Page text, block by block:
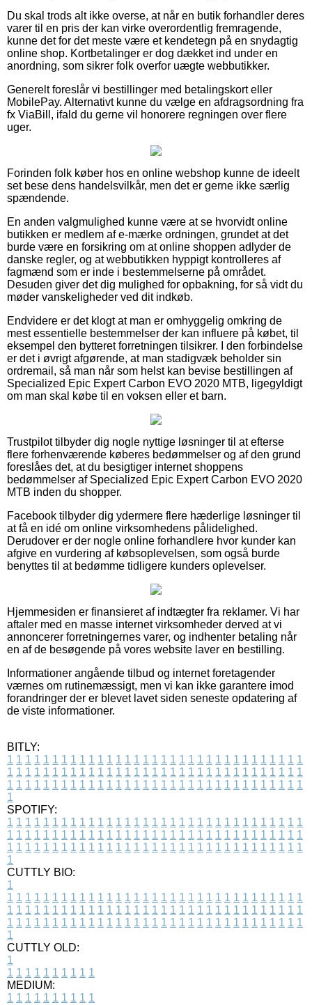
Du skal trods alt ikke overse, at når en butik forhandler deres
varer til en pris der kan virke overordentlig fremragende,
kunne det for det meste være et kendetegn på en snydagtig
online shop. Kortbetalinger er dog dækket ind under en
anordning, som sikrer folk overfor uægte webbutikker.
Generelt foreslår vi bestillinger med betalingskort eller
MobilePay. Alternativt kunne du vælge en afdragsordning fra
fx ViaBill, ifald du gerne vil honorere regningen over flere
uger.
Forinden folk køber hos en online webshop kunne de ideelt
set bese dens handelsvilkår, men det er gerne ikke særlig
spændende.
En anden valgmulighed kunne være at se hvorvidt online
butikken er medlem af e-mærke ordningen, grundet at det
burde være en forsikring om at online shoppen adlyder de
danske regler, og at webbutikken hyppigt kontrolleres af
fagmænd som er inde i bestemmelserne på området.
Desuden giver det dig mulighed for opbakning, for så vidt du
møder vanskeligheder ved dit indkøb.
Endvidere er det klogt at man er omhyggelig omkring de
mest essentielle bestemmelser der kan influere på købet, til
eksempel den bytteret forretningen tilsikrer. I den forbindelse
er det i øvrigt afgørende, at man stadigvæk beholder sin
ordremail, så man når som helst kan bevise bestillingen af
Specialized Epic Expert Carbon EVO 2020 MTB, ligegyldigt
om man skal købe til en voksen eller et barn.
Trustpilot tilbyder dig nogle nyttige løsninger til at efterse
flere forhenværende køberes bedømmelser og af den grund
foreslåes det, at du besigtiger internet shoppens
bedømmelser af Specialized Epic Expert Carbon EVO 2020
MTB inden du shopper.
Facebook tilbyder dig ydermere flere hæderlige løsninger til
at få en idé om online virksomhedens pålidelighed.
Derudover er der nogle online forhandlere hvor kunder kan
afgive en vurdering af købsoplevelsen, som også burde
benyttes til at bedømme tidligere kunders oplevelser.
Hjemmesiden er finansieret af indtægter fra reklamer. Vi har
aftaler med en masse internet virksomheder derved at vi
annoncerer forretningernes varer, og indhenter betaling når
en af de besøgende på vores website laver en bestilling.
Informationer angående tilbud og internet foretagender
værnes om rutinemæssigt, men vi kan ikke garantere imod
forandringer der er blevet lavet siden seneste opdatering af
de viste informationer.
BITLY:
1 1 1 1 1 1 1 1 1 1 1 1 1 1 1 1 1 1 1 1 1 1 1 1 1 1 1 1 1 1 1 1 1
1 1 1 1 1 1 1 1 1 1 1 1 1 1 1 1 1 1 1 1 1 1 1 1 1 1 1 1 1 1 1 1 1
1 1 1 1 1 1 1 1 1 1 1 1 1 1 1 1 1 1 1 1 1 1 1 1 1 1 1 1 1 1 1 1 1
1
SPOTIFY:
1 1 1 1 1 1 1 1 1 1 1 1 1 1 1 1 1 1 1 1 1 1 1 1 1 1 1 1 1 1 1 1 1
1 1 1 1 1 1 1 1 1 1 1 1 1 1 1 1 1 1 1 1 1 1 1 1 1 1 1 1 1 1 1 1 1
1 1 1 1 1 1 1 1 1 1 1 1 1 1 1 1 1 1 1 1 1 1 1 1 1 1 1 1 1 1 1 1 1
1
CUTTLY BIO:
1
1 1 1 1 1 1 1 1 1 1 1 1 1 1 1 1 1 1 1 1 1 1 1 1 1 1 1 1 1 1 1 1 1
1 1 1 1 1 1 1 1 1 1 1 1 1 1 1 1 1 1 1 1 1 1 1 1 1 1 1 1 1 1 1 1 1
1 1 1 1 1 1 1 1 1 1 1 1 1 1 1 1 1 1 1 1 1 1 1 1 1 1 1 1 1 1 1 1 1
1
CUTTLY OLD:
1
1 1 1 1 1 1 1 1 1 1
MEDIUM:
1 1 1 1 1 1 1 1 1 1